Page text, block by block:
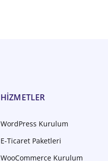
HİZMETLER
WordPress Kurulum
E-Ticaret Paketleri
WooCommerce Kurulum